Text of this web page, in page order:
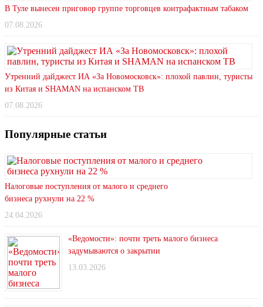
В Туле вынесен приговор группе торговцев контрафактным табаком
07.08.2026
Утренний дайджест ИА «За Новомосковск»: плохой павлин, туристы
из Китая и SHAMAN на испанском ТВ
07.08.2026
Популярные статьи
Налоговые поступления от малого и среднего
бизнеса рухнули на 22 %
24.04.2026
«Ведомости»: почти треть малого бизнеса
задумываются о закрытии
13.03.2026